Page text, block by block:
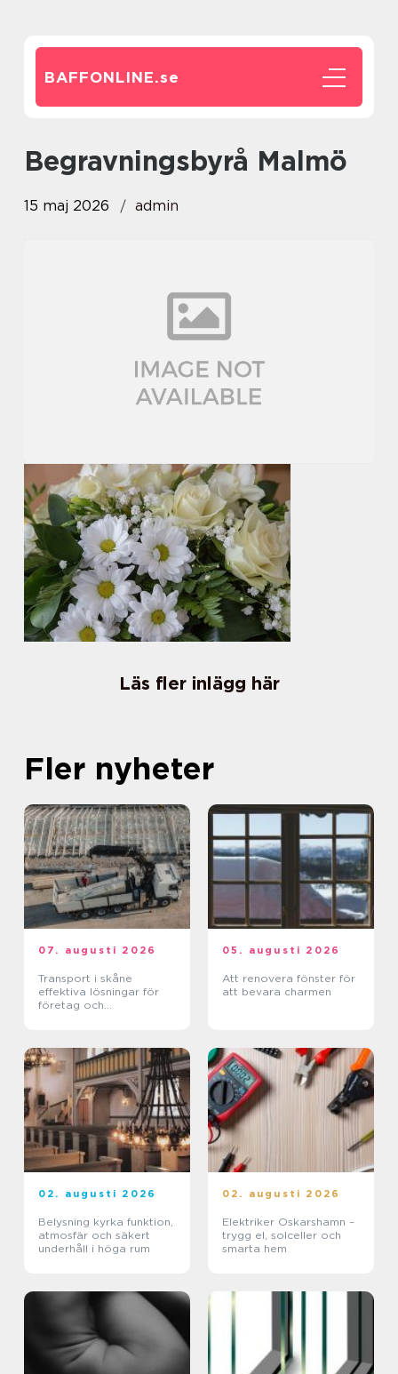
BAFFONLINE.se
Begravningsbyrå Malmö
15 maj 2026 admin
Läs fler inlägg här
Fler nyheter
07. augusti 2026
Transport i skåne
effektiva lösningar för
företag och
05. augusti 2026
Att renovera fönster för
att bevara charmen
02. augusti 2026
Belysning kyrka funktion,
atmosfär och säkert
underhåll i höga rum
02. augusti 2026
Elektriker Oskarshamn –
trygg el, solceller och
smarta hem